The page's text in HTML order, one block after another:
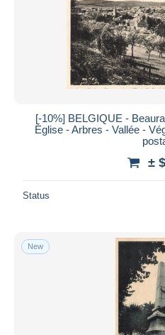
[-10%] BELGIQUE -
Église - Arbres - Vallée -
±
Status
New